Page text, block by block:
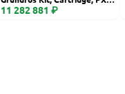
260, Ceramic
11 282 881 ₽